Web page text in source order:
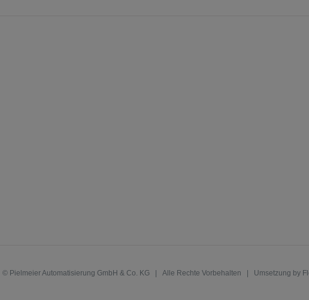
© Pielmeier Automatisierung GmbH & Co. KG | Alle Rechte Vorbehalten | Umsetzung by